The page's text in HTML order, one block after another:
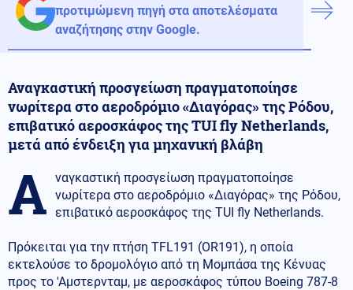
προτιμώμενη πηγή στα αποτελέσματα
αναζήτησης στην Google.
Αναγκαστική προσγείωση πραγματοποίησε
νωρίτερα στο αεροδρόμιο «Διαγόρας» της Ρόδου,
επιβατικό αεροσκάφος της TUI fly Netherlands,
μετά από ένδειξη για μηχανική βλάβη
Α ναγκαστική προσγείωση πραγματοποίησε
νωρίτερα στο αεροδρόμιο «Διαγόρας» της Ρόδου,
επιβατικό αεροσκάφος της TUI fly Netherlands.
Πρόκειται για την πτήση TFL191 (OR191), η οποία
εκτελούσε το δρομολόγιο από τη Μομπάσα της Κένυας
προς το 'Αμστερνταμ, με αεροσκάφος τύπου Boeing 787-8